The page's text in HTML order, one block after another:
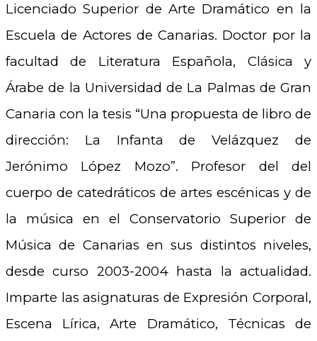
Licenciado Superior de Arte Dramático en la
Escuela de Actores de Canarias. Doctor por la
facultad de Literatura Española, Clásica y
Árabe de la Universidad de La Palmas de Gran
Canaria con la tesis “Una propuesta de libro de
dirección: La Infanta de Velázquez de
Jerónimo López Mozo”. Profesor del del
cuerpo de catedráticos de artes escénicas y de
la música en el Conservatorio Superior de
Música de Canarias en sus distintos niveles,
desde curso 2003-2004 hasta la actualidad.
Imparte las asignaturas de Expresión Corporal,
Escena Lírica, Arte Dramático, Técnicas de